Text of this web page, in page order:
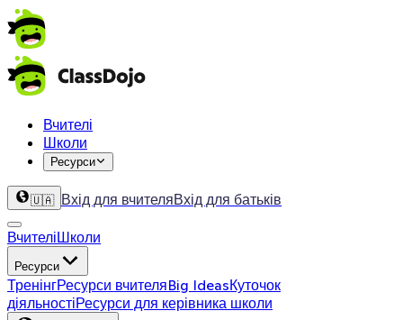
Вчителі
Школи
Ресурси
🇺🇦 Вхід для вчителяВхід для батьків
ВчителіШколи
Ресурси
ТренінгРесурси вчителяBig IdeasКуточок
діяльностіРесурси для керівника школи